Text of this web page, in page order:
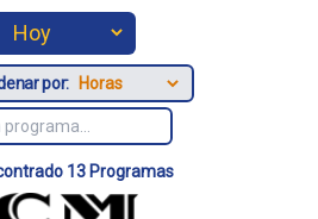
por:
13 Programas